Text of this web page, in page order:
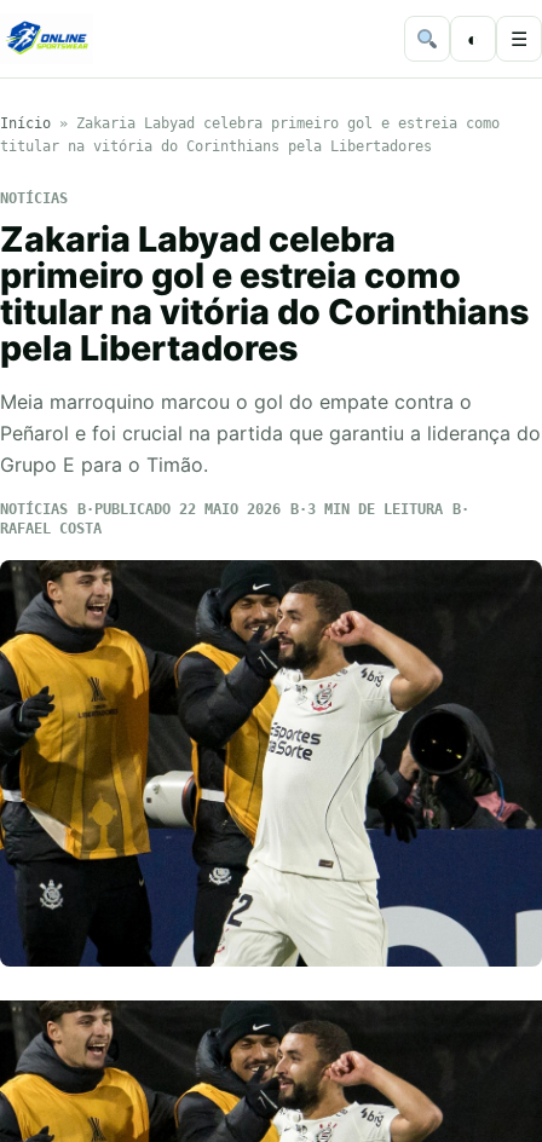
◐ ☰
Início » Zakaria Labyad celebra primeiro gol e estreia como
titular na vitória do Corinthians pela Libertadores
NOTÍCIAS
Zakaria Labyad celebra
primeiro gol e estreia como
titular na vitória do Corinthians
pela Libertadores
Meia marroquino marcou o gol do empate contra o
Peñarol e foi crucial na partida que garantiu a liderança do
Grupo E para o Timão.
NOTÍCIAS PUBLICADO 22 MAIO 2026
3 MIN DE LEITURA
RAFAEL COSTA